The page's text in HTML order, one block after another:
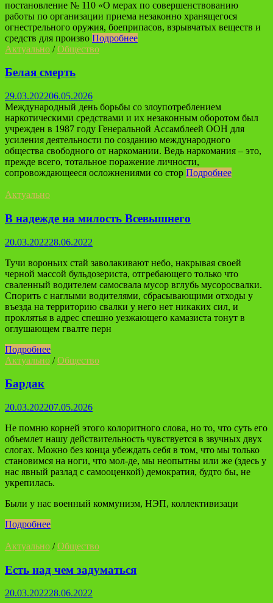
постановление № 110 «О мерах по совершенствованию
работы по организации приема незаконно хранящегося
огнестрельного оружия, боеприпасов, взрывчатых веществ и
средств для произво Подробнее
Актуально /Общество
Белая смерть
29.03.202206.05.2026
Международный день борьбы со злоупотреблением
наркотическими средствами и их незаконным оборотом был
учрежден в 1987 году Генеральной Ассамблеей ООН для
усиления деятельности по созданию международного
общества свободного от наркомании. Ведь наркомания – это,
прежде всего, тотальное поражение личности,
сопровождающееся осложнениями со стор Подробнее
Актуально
В надежде на милость Всевышнего
20.03.202228.06.2022
Тучи вороньих стай заволакивают небо, накрывая своей
черной массой бульдозериста, отгребающего только что
сваленный водителем самосвала мусор вглубь мусоросвалки.
Спорить с наглыми водителями, сбрасывающими отходы у
въезда на территорию свалки у него нет никаких сил, и
проклятья в адрес спешно уезжающего камазиста тонут в
оглушающем гвалте перн
Подробнее
Актуально /Общество
Бардак
20.03.202207.05.2026
Не помню корней этого колоритного слова, но то, что суть его
объемлет нашу действительность чувствуется в звучных двух
слогах. Можно без конца убеждать себя в том, что мы только
становимся на ноги, что мол-де, мы неопытны или же (здесь у
нас явный разлад с самооценкой) демократия, будто бы, не
укрепилась.
Были у нас военный коммунизм, НЭП, коллективизаци
Подробнее
Актуально /Общество
Есть над чем задуматься
20.03.202228.06.2022